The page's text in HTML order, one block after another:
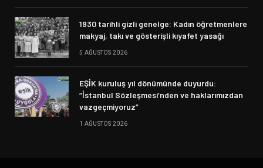
1930 tarihli gizli genelge: Kadın öğretmenlere
makyaj, takı ve gösterişli kıyafet yasağı
5 AĞUSTOS 2026
EŞİK kuruluş yıl dönümünde duyurdu:
“İstanbul Sözleşmesi’nden ve haklarımızdan
vazgeçmiyoruz”
1 AĞUSTOS 2026